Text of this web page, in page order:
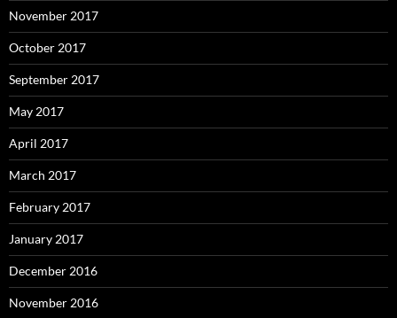
November 2017
October 2017
September 2017
May 2017
April 2017
March 2017
February 2017
January 2017
December 2016
November 2016